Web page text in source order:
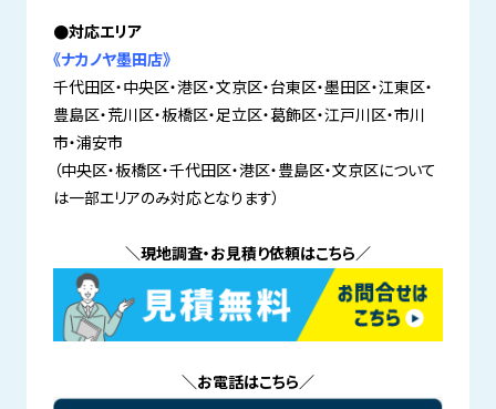
●対応エリア
《ナカノヤ墨田店》
千代田区・中央区・港区・文京区・台東区・墨田区・江東区・
豊島区・荒川区・板橋区・足立区・葛飾区・江戸川区・市川
市・浦安市
（中央区・板橋区・千代田区・港区・豊島区・文京区について
は一部エリアのみ対応となります）
＼現地調査・お見積り依頼はこちら／
＼お電話はこちら／